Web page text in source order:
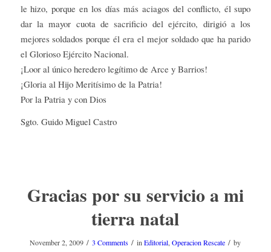
le hizo, porque en los días más aciagos del conflicto, él supo
dar la mayor cuota de sacrificio del ejército, dirigió a los
mejores soldados porque él era el mejor soldado que ha parido
el Glorioso Ejército Nacional.
¡Loor al único heredero legítimo de Arce y Barrios!
¡Gloria al Hijo Meritísimo de la Patria!
Por la Patria y con Dios
Sgto. Guido Miguel Castro
Gracias por su servicio a mi
tierra natal
November 2, 2009 / 3 Comments / inEditorial,Operacion Rescate / by